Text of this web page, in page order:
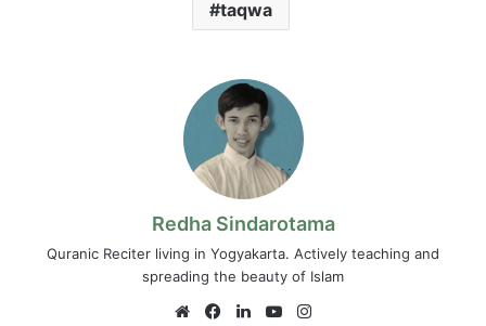
taqwa
Redha Sindarotama
Quranic Reciter living in Yogyakarta. Actively teaching and
spreading the beauty of Islam
WebsiteFacebook
LinkedInYouTube